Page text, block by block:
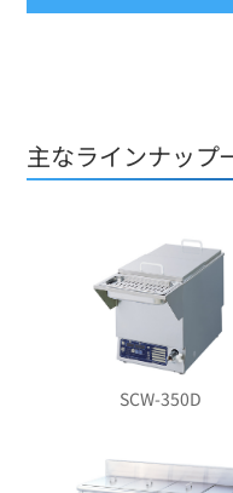
主なラインナップ
SCW-350D